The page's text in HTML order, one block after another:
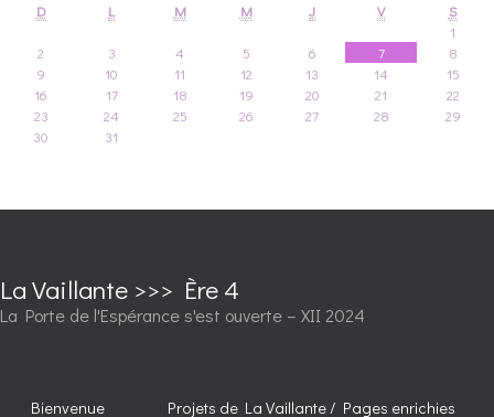
D L M M J V
S
1
2
3 4 5 6 7
8
9
10 11 12 13 14
15
16
17 18 19 20 21
22
23
24 25 26 27 28
29
30
31
La Vaillante >>> Ère 4
La Porte de l'Espérance s'est ouverte – XII 2024
Bienvenue Projets de La Vaillante / Pages enrichies